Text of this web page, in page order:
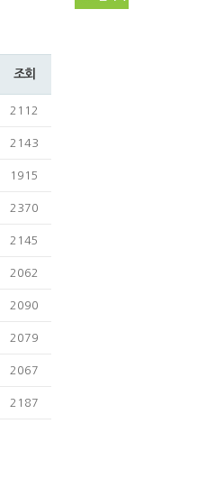
조회
2112
2143
1915
2370
2145
2062
2090
2079
2067
2187